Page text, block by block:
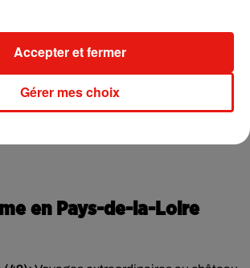
& Histoires s’articule autour de
sapin, Noël traditionnel". Les
d’une douceur.
6 janvier 2024
en Pays-de-la-Loire
Gérer mes choix
Accepter et fermer